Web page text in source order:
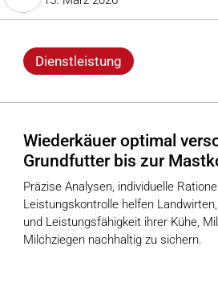
Dienstleistung
Wiederkäuer optimal
Grundfutter bis zur
Präzise Analysen, individuelle
Leistungskontrolle helfen
und Leistungsfähigkeit ihrer Kühe,
Milchziegen nachhaltig zu sichern.